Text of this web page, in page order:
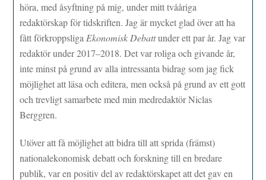
höra, med åsyftning på mig, under mitt tvååriga
redaktörskap för tidskriften. Jag är mycket glad över att ha
fått förkroppsliga Ekonomisk Debattunder ett par år. Jag var
redaktör under 2017–2018. Det var roliga och givande år,
inte minst på grund av alla intressanta bidrag som jag fick
möjlighet att läsa och editera, men också på grund av ett gott
och trevligt samarbete med min medredaktör Niclas
Berggren.
Utöver att få möjlighet att bidra till att sprida (främst)
nationalekonomisk debatt och forskning till en bredare
publik, var en positiv del av redaktörskapet att det gav en